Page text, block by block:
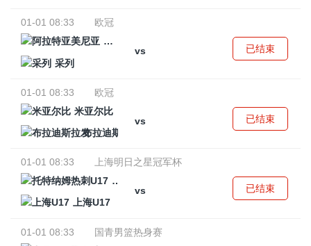
01-01 08:33
欧冠
阿拉特亚美尼亚
vs
采列
已结束
01-01 08:33
欧冠
米亚尔比
vs
布拉迪斯拉发
已结束
01-01 08:33
上海明日之星冠军杯
托特纳姆热刺U17
vs
上海U17
已结束
01-01 08:33
国青男篮热身赛